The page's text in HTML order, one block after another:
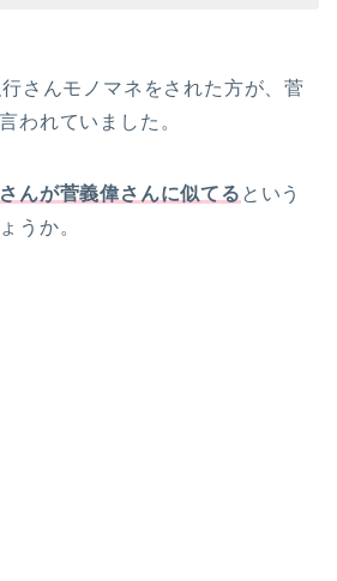
さんモノマネをされた方が、菅
われていました。
んが菅義偉さんに似てる という
うか。